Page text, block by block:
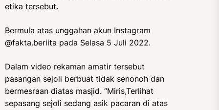
etika tersebut.
Bermula atas unggahan akun Instagram
@fakta.beriita pada Selasa 5 Juli 2022.
Dalam video rekaman amatir tersebut
pasangan sejoli berbuat tidak senonoh dan
bermesraan diatas masjid. “Miris,Terlihat
sepasang sejoli sedang asik pacaran di atas